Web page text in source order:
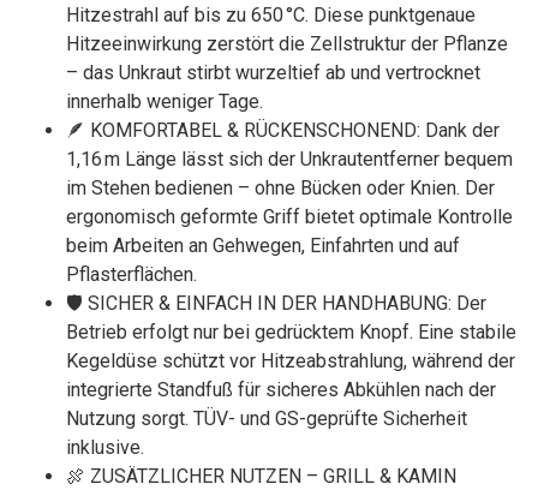
Hitzestrahl auf bis zu 650 °C. Diese punktgenaue
Hitzeeinwirkung zerstört die Zellstruktur der Pflanze
– das Unkraut stirbt wurzeltief ab und vertrocknet
innerhalb weniger Tage.
🪶 KOMFORTABEL & RÜCKENSCHONEND: Dank der
1,16 m Länge lässt sich der Unkrautentferner bequem
im Stehen bedienen – ohne Bücken oder Knien. Der
ergonomisch geformte Griff bietet optimale Kontrolle
beim Arbeiten an Gehwegen, Einfahrten und auf
Pflasterflächen.
🛡️ SICHER & EINFACH IN DER HANDHABUNG: Der
Betrieb erfolgt nur bei gedrücktem Knopf. Eine stabile
Kegeldüse schützt vor Hitzeabstrahlung, während der
integrierte Standfuß für sicheres Abkühlen nach der
Nutzung sorgt. TÜV- und GS-geprüfte Sicherheit
inklusive.
🍖 ZUSÄTZLICHER NUTZEN – GRILL & KAMIN